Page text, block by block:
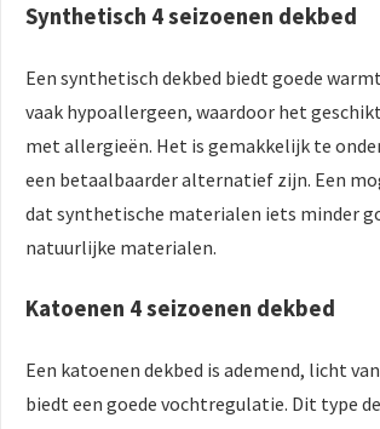
Synthetisch 4 seizoenen dekbed
Een synthetisch dekbed biedt goede
vaak hypoallergeen, waardoor het
met allergieën. Het is gemakkelijk te
een betaalbaarder alternatief zijn. Een
dat synthetische materialen iets minder
natuurlijke materialen.
Katoenen 4 seizoenen dekbed
Een katoenen dekbed is ademend, licht
biedt een goede vochtregulatie. Dit type